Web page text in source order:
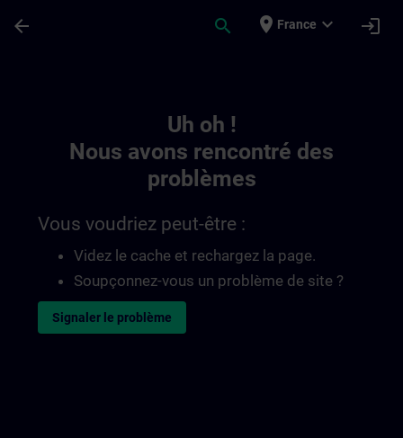
arrow_back search place France expand_more login
Uh oh !
Nous avons rencontré des
problèmes
Vous voudriez peut-être :
Videz le cache et rechargez la page.
Soupçonnez-vous un problème de site ?
Signaler le problème